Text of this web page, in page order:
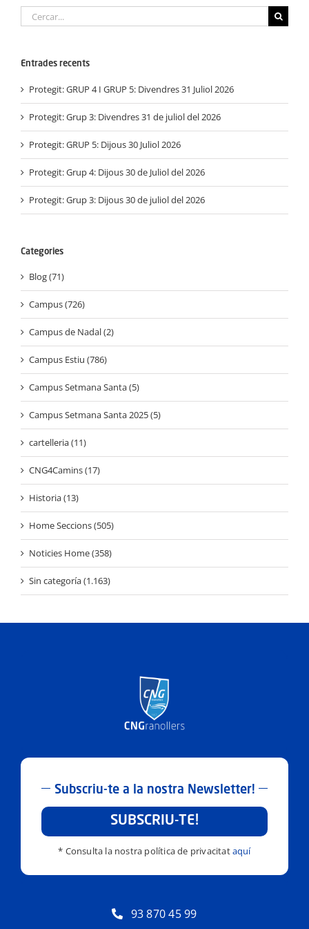
Cerca
…
Entrades recents
Protegit: GRUP 4 I GRUP 5: Divendres 31 Juliol 2026
Protegit: Grup 3: Divendres 31 de juliol del 2026
Protegit: GRUP 5: Dijous 30 Juliol 2026
Protegit: Grup 4: Dijous 30 de Juliol del 2026
Protegit: Grup 3: Dijous 30 de juliol del 2026
Categories
Blog (71)
Campus (726)
Campus de Nadal (2)
Campus Estiu (786)
Campus Setmana Santa (5)
Campus Setmana Santa 2025 (5)
cartelleria (11)
CNG4Camins (17)
Historia (13)
Home Seccions (505)
Noticies Home (358)
Sin categoría (1.163)
Subscriu-te a la nostra Newsletter!
SUBSCRIU-TE!
* Consulta la nostra política de privacitataquí
93 870 45 99